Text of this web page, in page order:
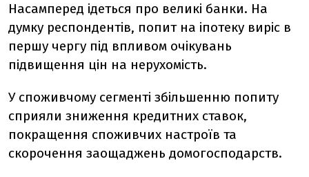
Насамперед ідеться про великі банки. На
думку респондентів, попит на іпотеку виріс в
першу чергу під впливом очікувань
підвищення цін на нерухомість.
У споживчому сегменті збільшенню попиту
сприяли зниження кредитних ставок,
покращення споживчих настроїв та
скорочення заощаджень домогосподарств.